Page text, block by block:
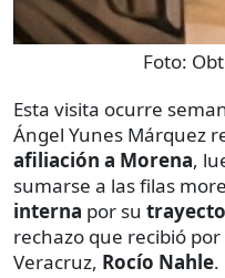
Foto:
Esta visita ocurre
Ángel Yunes Márquez
afiliación a Morena,
sumarse a las filas
interna por su
rechazo que recibió
Veracruz, Rocío Nahle.